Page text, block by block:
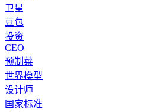
卫星
豆包
投资
CEO
预制菜
世界模型
设计师
国家标准